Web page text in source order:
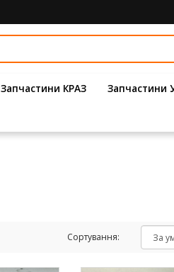
Запчастини КРАЗ Запчастини
Сортування: